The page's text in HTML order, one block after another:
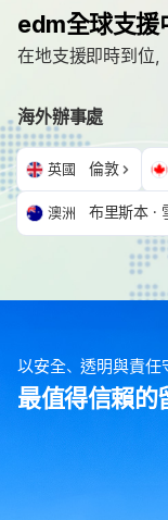
edm全球支援
在地支援即時到位
海外辦事處
英國 倫敦
澳洲 布里斯本 ·
以安全、透明與責
最值得信賴的